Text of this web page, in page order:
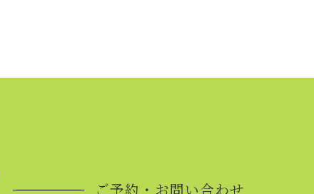
ご予約・お問い合わせ